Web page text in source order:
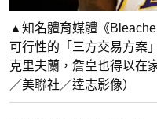
▲知名體育媒體《
可行性的「三方交易方案
克里夫蘭，詹皇也得以在
／美聯社／達志影像）